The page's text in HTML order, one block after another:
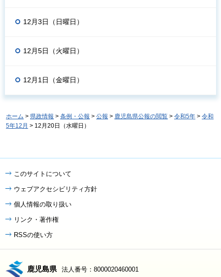
12月3日（日曜日）
12月5日（火曜日）
12月1日（金曜日）
ホーム > 県政情報 > 条例・公報 > 公報 > 鹿児島県公報の閲覧 > 令和5年 > 令和
5年12月 > 12月20日（水曜日）
このサイトについて
ウェブアクセシビリティ方針
個人情報の取り扱い
リンク・著作権
RSSの使い方
鹿児島県 法人番号：8000020460001